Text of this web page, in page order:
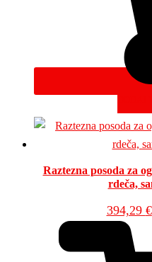
Raztezna posoda za
rdeča,
394,29 €